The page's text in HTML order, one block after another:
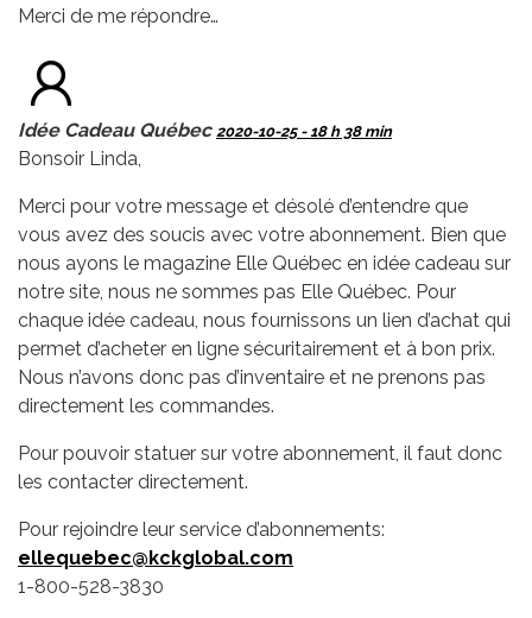
Merci de me répondre…
Idée Cadeau Québec 2020-10-25 - 18 h 38 min
Bonsoir Linda,
Merci pour votre message et désolé d’entendre que
vous avez des soucis avec votre abonnement. Bien que
nous ayons le magazine Elle Québec en idée cadeau sur
notre site, nous ne sommes pas Elle Québec. Pour
chaque idée cadeau, nous fournissons un lien d’achat qui
permet d’acheter en ligne sécuritairement et à bon prix.
Nous n’avons donc pas d’inventaire et ne prenons pas
directement les commandes.
Pour pouvoir statuer sur votre abonnement, il faut donc
les contacter directement.
Pour rejoindre leur service d’abonnements:
ellequebec@kckglobal.com
1-800-528-3830